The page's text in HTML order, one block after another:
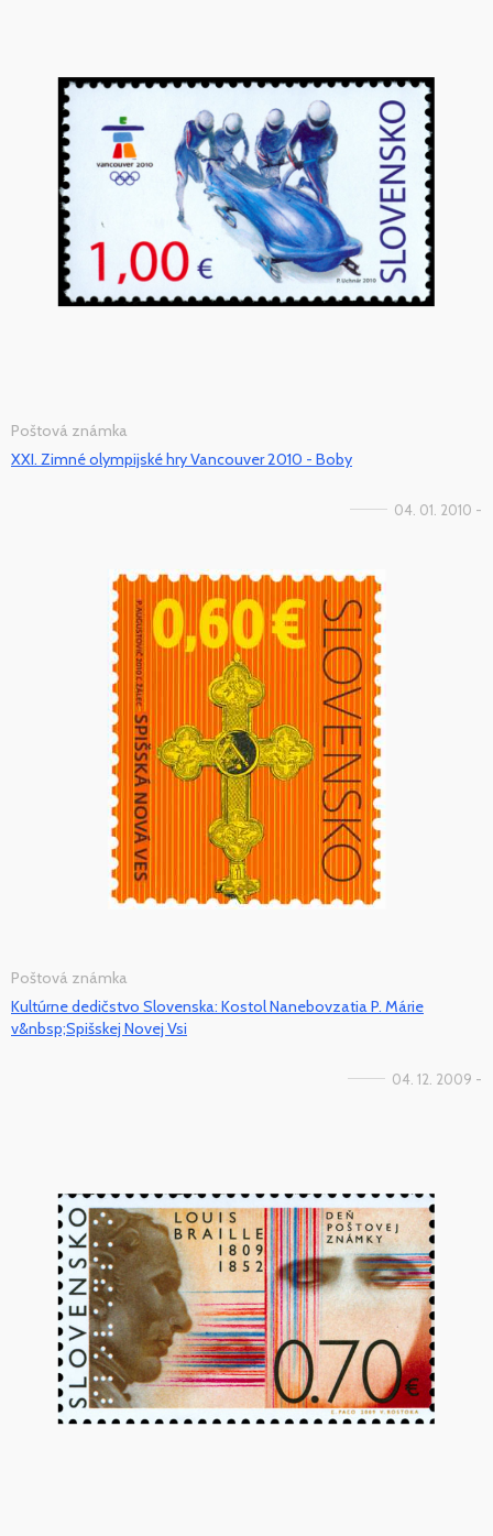
Poštová známka
XXI. Zimné olympijské hry Vancouver 2010 - Boby
04. 01. 2010 -
Poštová známka
Kultúrne dedičstvo Slovenska: Kostol Nanebovzatia P. Márie
v&nbsp;Spišskej Novej Vsi
04. 12. 2009 -